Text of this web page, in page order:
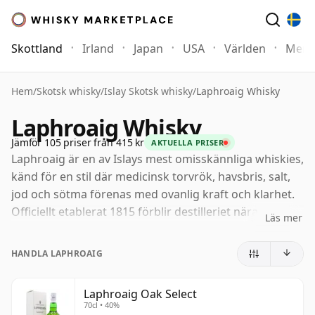
Skottland Irland Japan USA Världen Mer
Hem/Skotsk whisky/Islay Skotsk whisky/Laphroaig Whisky
Laphroaig Whisky
Jämför 105 priser från 415 kr AKTUELLA PRISER
Laphroaig är en av Islays mest omisskännliga whiskies,
känd för en stil där medicinsk torvrök, havsbris, salt,
jod och sötma förenas med ovanlig kraft och klarhet.
Officiellt etablerat 1815 förblir destilleriet nära
lokala torven som hjälper till att ge spriten dess unika
och omöjlig att förväxla med något annat.
Läs mer
HANDLA LAPHROAIG
Laphroaig Oak Select
70cl • 40%